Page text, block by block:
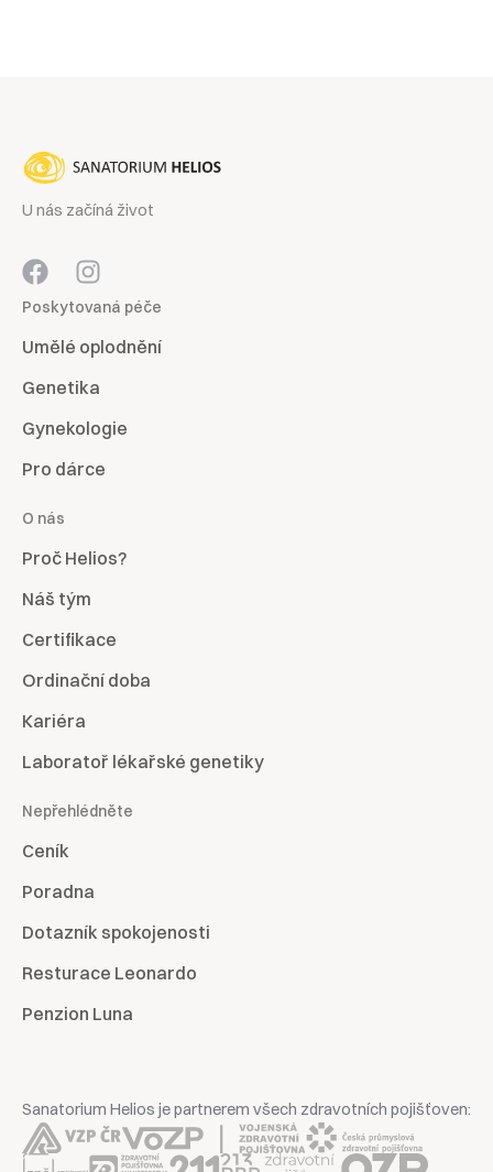
U nás začíná život
Poskytovaná péče
Umělé oplodnění
Genetika
Gynekologie
Pro dárce
O nás
Proč Helios?
Náš tým
Certifikace
Ordinační doba
Kariéra
Laboratoř lékařské genetiky
Nepřehlédněte
Ceník
Poradna
Dotazník spokojenosti
Resturace Leonardo
Penzion Luna
Sanatorium Helios je partnerem všech zdravotních pojišťoven: